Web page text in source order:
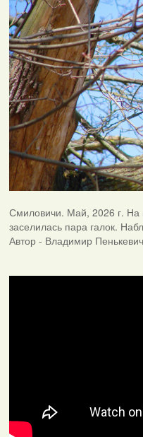
Смиловичи. Май, 2026 г. На
заселилась пара галок.
Автор - Владимир